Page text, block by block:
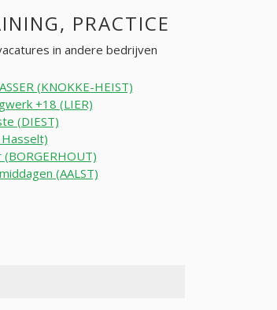
PRACTICE
in andere bedrijven
(KNOKKE-HEIST)
+18 (LIER)
(DIEST)
(AALST)